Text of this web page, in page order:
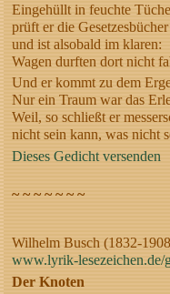
Eingehüllt in feuchte
prüft er die Gesetzesbücher
und ist alsobald im klaren:
Wagen durften dort nicht
Und er kommt zu dem
Nur ein Traum war das
Weil, so schließt er
nicht sein kann, was nicht
Dieses Gedicht versenden
~ ~ ~ ~ ~ ~ ~
Wilhelm Busch (1832-
www.lyrik-lesezeichen.de/
Der Knoten